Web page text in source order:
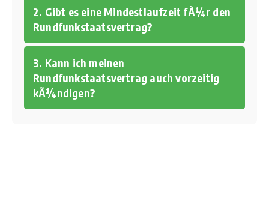
2. Gibt es eine Mindestlaufzeit fÃ¼r den
Rundfunkstaatsvertrag?
3. Kann ich meinen
Rundfunkstaatsvertrag auch vorzeitig
kÃ¼ndigen?